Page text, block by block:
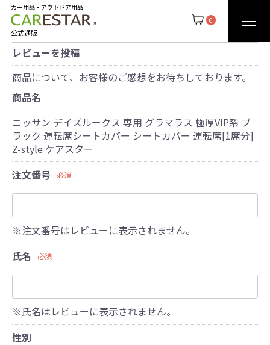
0
カー用品・アウトドア用品
公式通販
レビューを投稿
商品について、お客様のご感想をお待ちしております。
商品名
ニッサン デイズルークス 専用 グラマラス 極厚VIP系 ブ
ラック 運転席シートカバー シートカバー 運転席[1席分]
Z-style ケアスター
注文番号
必須
※注文番号はレビューに表示されません。
氏名
必須
※氏名はレビューに表示されません。
性別